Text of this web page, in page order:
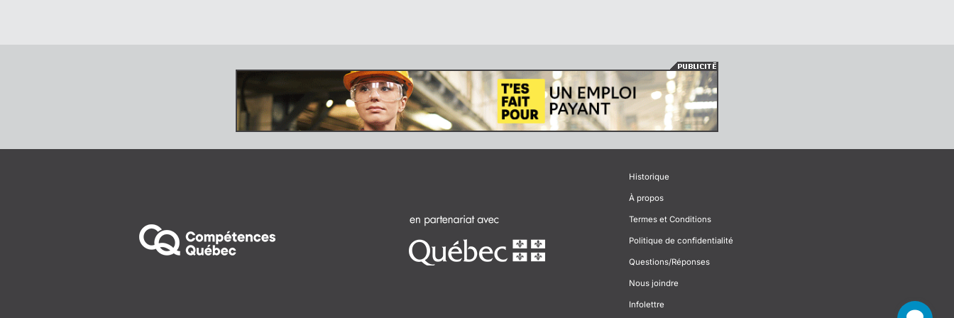
Historique
À propos
Termes et Conditions
Politique de confidentialité
Questions/Réponses
Nous joindre
Infolettre